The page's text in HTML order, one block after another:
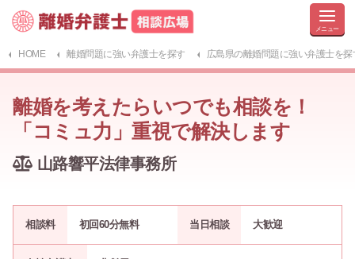
HOME 離婚問題に強い弁護士を探す 広島県の離婚問題に強い弁護士を探
離婚を考えたらいつでも相談を！
「コミュ力」重視で解決します
山路響平法律事務所
相談料 初回60分無料 当日相談 大歓迎